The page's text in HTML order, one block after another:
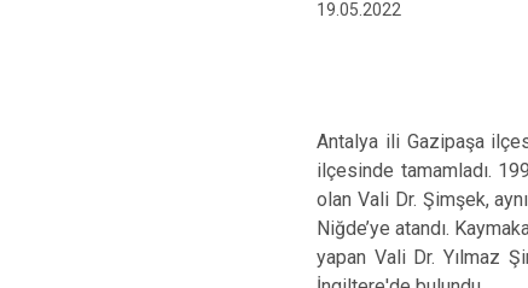
19.05.2022
Antalya ili Gazipaşa
ilçesinde tamamladı.
olan Vali Dr. Şimşek,
Niğde’ye atandı.
yapan Vali Dr. Yılmaz